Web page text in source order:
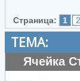
Страница: 1 2
ТЕМА:
Ячейка